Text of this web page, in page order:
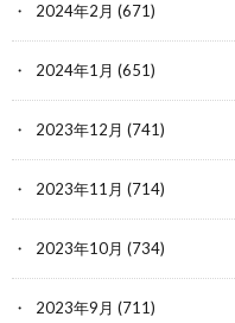
2024年2月 (671)
2024年1月 (651)
2023年12月 (741)
2023年11月 (714)
2023年10月 (734)
2023年9月 (711)